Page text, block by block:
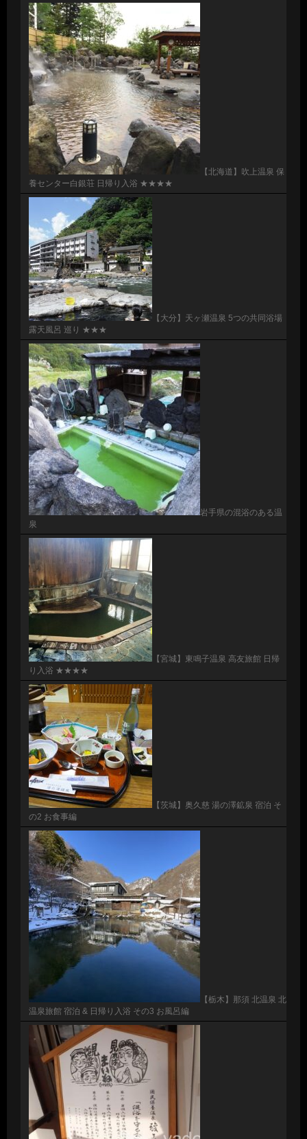
【北海道】吹上温泉 保
養センター白銀荘 日帰り入浴 ★★★★
【大分】天ヶ瀬温泉 5つの共同浴場
露天風呂 巡り ★★★
岩手県の混浴のある温
泉
【宮城】東鳴子温泉 高友旅館 日帰
り入浴 ★★★★
【茨城】奥久慈 湯の澤鉱泉 宿泊 そ
の2 お食事編
【栃木】那須 北温泉 北
温泉旅館 宿泊 & 日帰り入浴 その3 お風呂編